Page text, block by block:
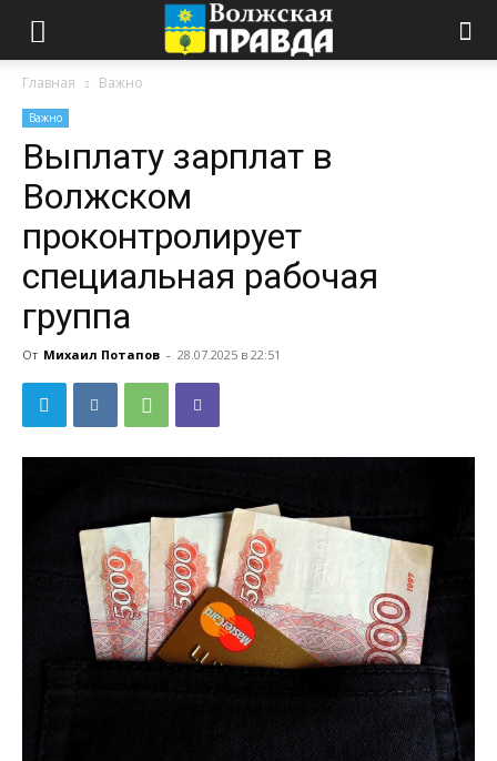
Главная Важно
Важно
Выплату зарплат в
Волжском
проконтролирует
специальная рабочая
группа
От Михаил Потапов - 28.07.2025 в 22:51